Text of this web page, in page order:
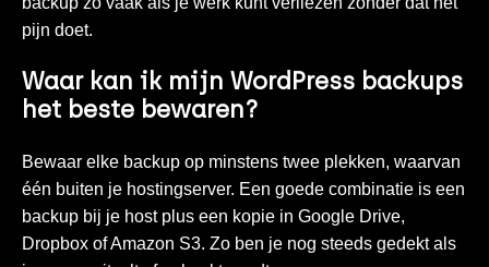
pijn doet.
Waar kan ik mijn WordPress backups
het beste bewaren?
Bewaar elke backup op minstens twee plekken, waarvan
één buiten je hostingserver. Een goede combinatie is een
backup bij je host plus een kopie in Google Drive,
Dropbox of Amazon S3. Zo ben je nog steeds gedekt als